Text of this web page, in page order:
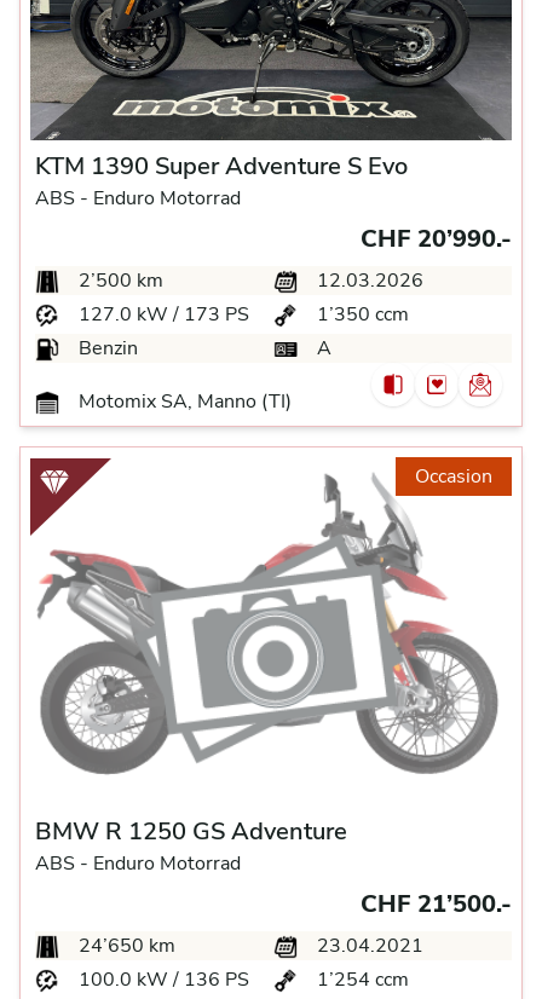
KTM 1390 Super Adventure S Evo
ABS - Enduro Motorrad
CHF 20’990.-
2’500 km
12.03.2026
127.0 kW / 173 PS
1’350 ccm
Benzin
A
Motomix SA, Manno (TI)
Occasion
BMW R 1250 GS Adventure
ABS - Enduro Motorrad
CHF 21’500.-
24’650 km
23.04.2021
100.0 kW / 136 PS
1’254 ccm